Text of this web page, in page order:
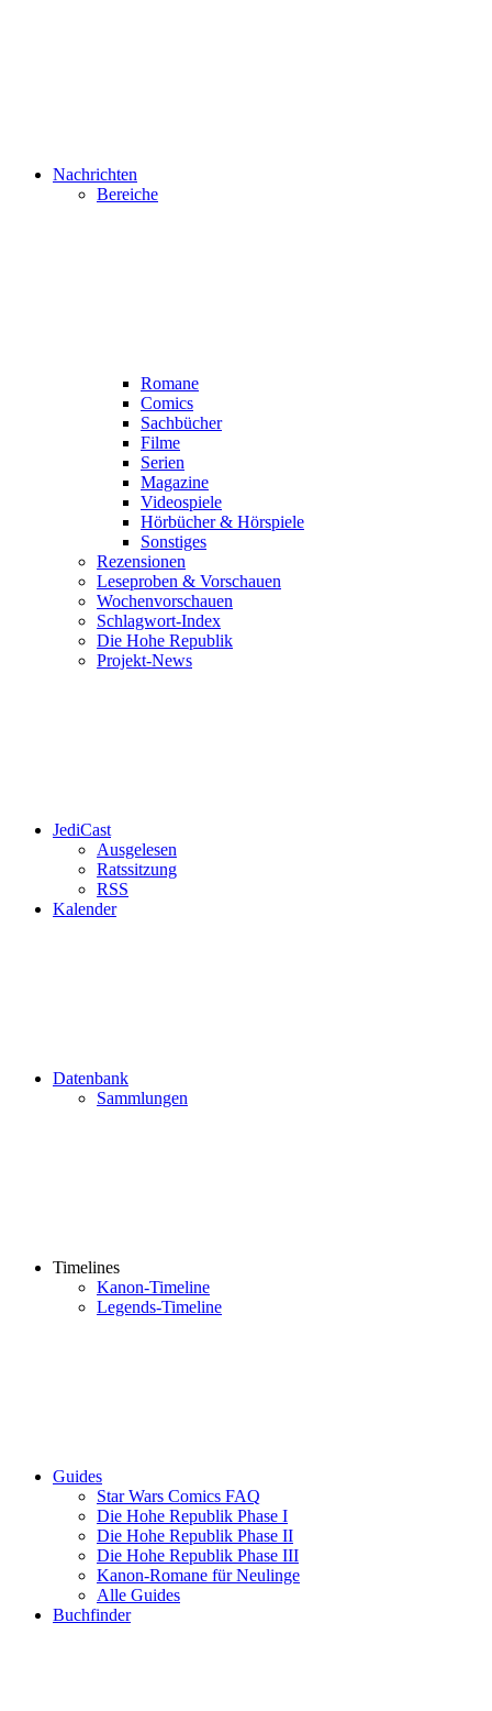
Nachrichten
Bereiche
Romane
Comics
Sachbücher
Filme
Serien
Magazine
Videospiele
Hörbücher & Hörspiele
Sonstiges
Rezensionen
Leseproben & Vorschauen
Wochenvorschauen
Schlagwort-Index
Die Hohe Republik
Projekt-News
JediCast
Ausgelesen
Ratssitzung
RSS
Kalender
Datenbank
Sammlungen
Timelines
Kanon-Timeline
Legends-Timeline
Guides
Star Wars Comics FAQ
Die Hohe Republik Phase I
Die Hohe Republik Phase II
Die Hohe Republik Phase III
Kanon-Romane für Neulinge
Alle Guides
Buchfinder